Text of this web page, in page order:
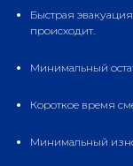
Быстрая
происходит.
Минимальный
Короткое время
Минимальный